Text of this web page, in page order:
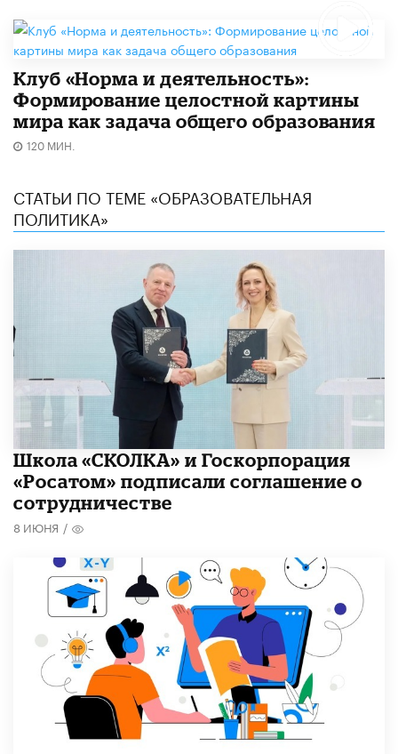
Клуб «Норма и деятельность»:
Формирование целостной картины
мира как задача общего образования
120 МИН.
СТАТЬИ ПО ТЕМЕ «ОБРАЗОВАТЕЛЬНАЯ
ПОЛИТИКА»
Школа «СКОЛКА» и Госкорпорация
«Росатом» подписали соглашение о
сотрудничестве
8 ИЮНЯ /